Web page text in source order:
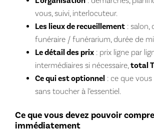
vous, suivi, interlocuteur.
Les lieux de recueillement: salon,
funéraire / funérarium, durée de
Le détail des prix: prix ligne par
intermédiaires si nécessaire, total
Ce qui est optionnel : ce que
sans toucher à l’essentiel.
Ce que vous devez pouvoir
immédiatement